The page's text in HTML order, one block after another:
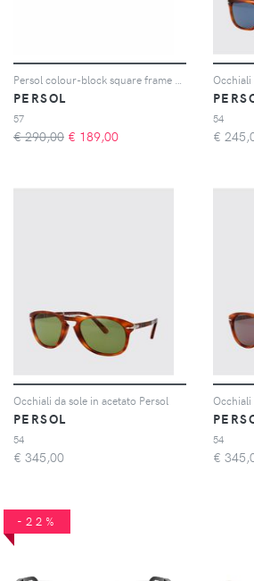
PERSOL
57
€ 290,00 € 189,00
Occhiali
54
€
Occhiali da sole in acetato Persol
PERSOL
54
€ 345,00
Occhiali
54
€
-22%